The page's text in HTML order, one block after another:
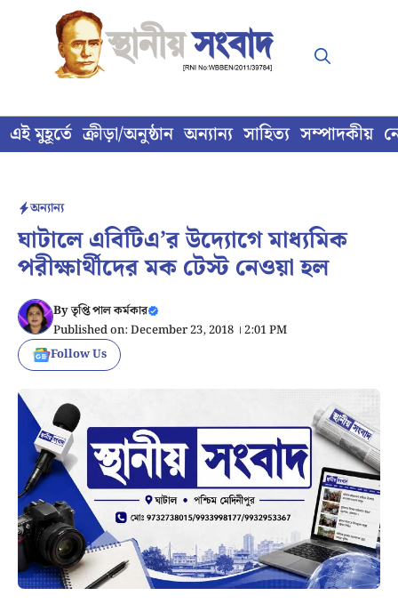
content
এই মুহূর্তে ক্রীড়া/অনুষ্ঠান অন্যান্য সাহিত্য সম্পাদকীয়
অন্যান্য
ঘাটালে এবিটিএ’র উদ্যোগে মাধ্যমিক
পরীক্ষার্থীদের মক টেস্ট নেওয়া হল
Byতৃপ্তি পাল কর্মকার
Published on: December 23, 2018 । 2:01 PM
Follow Us